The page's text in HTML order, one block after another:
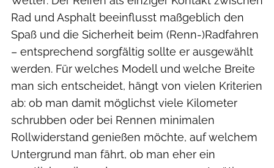
Rad und Asphalt beeinflusst maßgeblich den
Spaß und die Sicherheit beim (Renn-)Radfahren
– entsprechend sorgfältig sollte er ausgewählt
werden. Für welches Modell und welche Breite
man sich entscheidet, hängt von vielen Kriterien
ab: ob man damit möglichst viele Kilometer
schrubben oder bei Rennen minimalen
Rollwiderstand genießen möchte, auf welchem
Untergrund man fährt, ob man eher ein